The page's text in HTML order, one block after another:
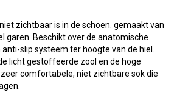
zichtbaar is in de schoen. gemaakt van
garen. Beschikt over de anatomische
slip systeem ter hoogte van de hiel.
licht gestoffeerde zool en de hoge
comfortabele, niet zichtbare sok die